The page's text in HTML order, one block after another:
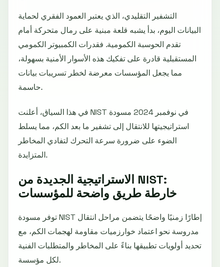
التشفير التقليدي، الذي يعتبر العمود الفقري لحماية
البيانات اليوم، بدأ يشبه قلعة مبنية على رمال متحركة أمام
تقدم الحوسبة الكمومية. فقدرات الكمبيوتر الكمومي
المستقبلية قادرة على تفكيك هذه الأسوار الأمنية بسهولة،
مما يجعل المؤسسات معرضة لخطر تسريبات بيانات
حاسمة.
في هذا السياق، أعلنت NIST في نوفمبر 2024 مسودة
استراتيجيتها للانتقال إلى تشفير ما بعد الكم، مما يسلط
الضوء على ضرورة سرعة التحرك لتفادي المخاطر
المتزايدة.
الاستراتيجية الجديدة من NIST:
خارطة طريق واضحة للمؤسسات
توفر مسودة NIST إطارًا زمنيًا واضحًا يتضمن مراحل انتقال
مدروسة نحو اعتماد خوارزميات مقاومة لهجمات الكم، مع
تحديد أولويات تطبيقها بناءً على المخاطر والمتطلبات الفنية
لكل مؤسسة.